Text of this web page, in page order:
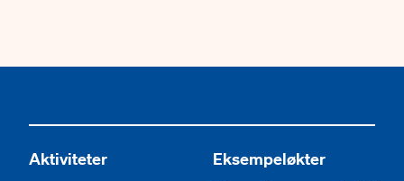
Aktiviteter
Eksempeløkter